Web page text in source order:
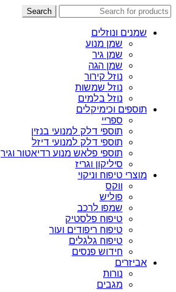
Search
שמנים ונוזלים
שמן מנוע
שמן גיר
שמן הגה
נוזל קירור
נוזל שמשות
נוזל בלמים
תוספים וכימיקלים
ספריי
תוספי דלק למנועי בנזין
תוספי דלק למנועי דיזל
תוספי פלאש מנוע רדיאטור וגיר
סיליקון וגריז
מוצרי טיפוח וניקוי
ווקס
פוליש
שמפו לרכב
טיפוח פלסטיק
טיפוח ריפודים ועור
טיפוח גלגלים
חידוש פנסים
אביזרים
נורות
מגבים